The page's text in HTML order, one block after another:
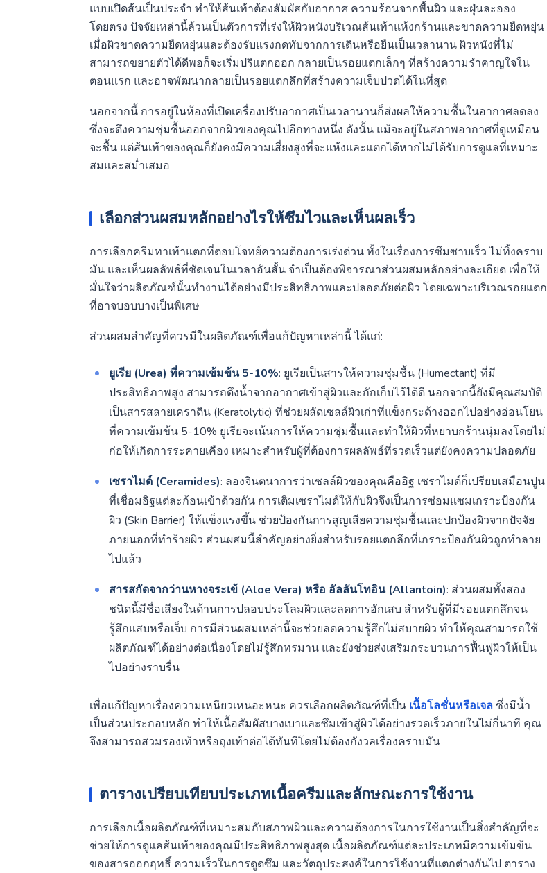
แบบเปิดส้นเป็นประจำ ทำให้ส้นเท้าต้องสัมผัสกับอากาศ ความร้อนจากพื้นผิว และฝุ่นละออง
โดยตรง ปัจจัยเหล่านี้ล้วนเป็นตัวการที่เร่งให้ผิวหนังบริเวณส้นเท้าแห้งกร้านและขาดความยืดหยุ่น
เมื่อผิวขาดความยืดหยุ่นและต้องรับแรงกดทับจากการเดินหรือยืนเป็นเวลานาน ผิวหนังที่ไม่
สามารถขยายตัวได้ดีพอก็จะเริ่มปริแตกออก กลายเป็นรอยแตกเล็กๆ ที่สร้างความรำคาญใจใน
ตอนแรก และอาจพัฒนากลายเป็นรอยแตกลึกที่สร้างความเจ็บปวดได้ในที่สุด
นอกจากนี้ การอยู่ในห้องที่เปิดเครื่องปรับอากาศเป็นเวลานานก็ส่งผลให้ความชื้นในอากาศลดลง
ซึ่งจะดึงความชุ่มชื้นออกจากผิวของคุณไปอีกทางหนึ่ง ดังนั้น แม้จะอยู่ในสภาพอากาศที่ดูเหมือน
จะชื้น แต่ส้นเท้าของคุณก็ยังคงมีความเสี่ยงสูงที่จะแห้งและแตกได้หากไม่ได้รับการดูแลที่เหมาะ
สมและสม่ำเสมอ
เลือกส่วนผสมหลักอย่างไรให้ซึมไวและเห็นผลเร็ว
การเลือกครีมทาเท้าแตกที่ตอบโจทย์ความต้องการเร่งด่วน ทั้งในเรื่องการซึมซาบเร็ว ไม่ทิ้งคราบ
มัน และเห็นผลลัพธ์ที่ชัดเจนในเวลาอันสั้น จำเป็นต้องพิจารณาส่วนผสมหลักอย่างละเอียด เพื่อให้
มั่นใจว่าผลิตภัณฑ์นั้นทำงานได้อย่างมีประสิทธิภาพและปลอดภัยต่อผิว โดยเฉพาะบริเวณรอยแตก
ที่อาจบอบบางเป็นพิเศษ
ส่วนผสมสำคัญที่ควรมีในผลิตภัณฑ์เพื่อแก้ปัญหาเหล่านี้ ได้แก่:
ยูเรีย (Urea) ที่ความเข้มข้น 5-10%: ยูเรียเป็นสารให้ความชุ่มชื้น (Humectant) ที่มี
ประสิทธิภาพสูง สามารถดึงน้ำจากอากาศเข้าสู่ผิวและกักเก็บไว้ได้ดี นอกจากนี้ยังมีคุณสมบัติ
เป็นสารสลายเคราติน (Keratolytic) ที่ช่วยผลัดเซลล์ผิวเก่าที่แข็งกระด้างออกไปอย่างอ่อนโยน
ที่ความเข้มข้น 5-10% ยูเรียจะเน้นการให้ความชุ่มชื้นและทำให้ผิวที่หยาบกร้านนุ่มลงโดยไม่
ก่อให้เกิดการระคายเคือง เหมาะสำหรับผู้ที่ต้องการผลลัพธ์ที่รวดเร็วแต่ยังคงความปลอดภัย
เซราไมด์ (Ceramides): ลองจินตนาการว่าเซลล์ผิวของคุณคืออิฐ เซราไมด์ก็เปรียบเสมือนปูน
ที่เชื่อมอิฐแต่ละก้อนเข้าด้วยกัน การเติมเซราไมด์ให้กับผิวจึงเป็นการซ่อมแซมเกราะป้องกัน
ผิว (Skin Barrier) ให้แข็งแรงขึ้น ช่วยป้องกันการสูญเสียความชุ่มชื้นและปกป้องผิวจากปัจจัย
ภายนอกที่ทำร้ายผิว ส่วนผสมนี้สำคัญอย่างยิ่งสำหรับรอยแตกลึกที่เกราะป้องกันผิวถูกทำลาย
ไปแล้ว
สารสกัดจากว่านหางจระเข้ (Aloe Vera) หรือ อัลลันโทอิน (Allantoin): ส่วนผสมทั้งสอง
ชนิดนี้มีชื่อเสียงในด้านการปลอบประโลมผิวและลดการอักเสบ สำหรับผู้ที่มีรอยแตกลึกจน
รู้สึกแสบหรือเจ็บ การมีส่วนผสมเหล่านี้จะช่วยลดความรู้สึกไม่สบายผิว ทำให้คุณสามารถใช้
ผลิตภัณฑ์ได้อย่างต่อเนื่องโดยไม่รู้สึกทรมาน และยังช่วยส่งเสริมกระบวนการฟื้นฟูผิวให้เป็น
ไปอย่างราบรื่น
เพื่อแก้ปัญหาเรื่องความเหนียวเหนอะหนะ ควรเลือกผลิตภัณฑ์ที่เป็น เนื้อโลชั่นหรือเจลซึ่งมีน้ำ
เป็นส่วนประกอบหลัก ทำให้เนื้อสัมผัสบางเบาและซึมเข้าสู่ผิวได้อย่างรวดเร็วภายในไม่กี่นาที คุณ
จึงสามารถสวมรองเท้าหรือถุงเท้าต่อได้ทันทีโดยไม่ต้องกังวลเรื่องคราบมัน
ตารางเปรียบเทียบประเภทเนื้อครีมและลักษณะการใช้งาน
การเลือกเนื้อผลิตภัณฑ์ที่เหมาะสมกับสภาพผิวและความต้องการในการใช้งานเป็นสิ่งสำคัญที่จะ
ช่วยให้การดูแลส้นเท้าของคุณมีประสิทธิภาพสูงสุด เนื้อผลิตภัณฑ์แต่ละประเภทมีความเข้มข้น
ของสารออกฤทธิ์ ความเร็วในการดูดซึม และวัตถุประสงค์ในการใช้งานที่แตกต่างกันไป ตาราง